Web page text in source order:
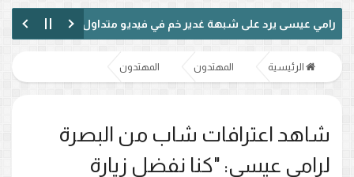
يرد على شبهة غدير خم في فيديو متداول.. ماذا قال عن حديث «من
الرئيسية المهتدون المهتدون
شاهد اعترافات شاب من البصرة
لرامي عيسى: "كنا نفضل زيارة